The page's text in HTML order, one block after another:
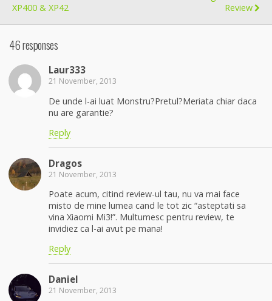
XP400 & XP42
Review
46 responses
Laur333
21 November, 2013
De unde l-ai luat Monstru?Pretul?Meriata chiar daca
nu are garantie?
Reply
Dragos
21 November, 2013
Poate acum, citind review-ul tau, nu va mai face
misto de mine lumea cand le tot zic “asteptati sa
vina Xiaomi Mi3!”. Multumesc pentru review, te
invidiez ca l-ai avut pe mana!
Reply
Daniel
21 November, 2013